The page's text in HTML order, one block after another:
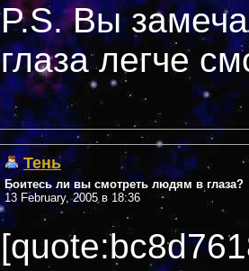
P.S. Вы
глаза легче
Тень
Боитесь ли вы смотреть людям в глаза?
13 February, 2005 в 18:36